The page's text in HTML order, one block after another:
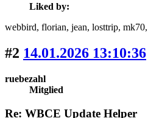
Liked by:
webbird, florian, jean, losttrip, mk70
#2 14.01.2026 13:10:36
ruebezahl
Mitglied
Re: WBCE Update Helper